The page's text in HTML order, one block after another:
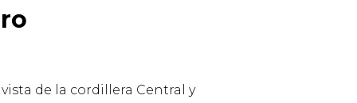
de la cordillera Central y